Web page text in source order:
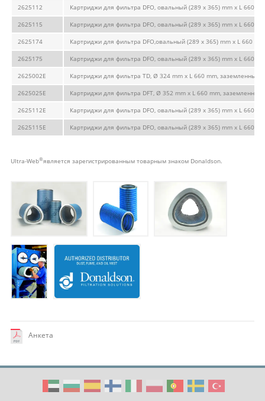
2625112 Картриджи для фильтра DFO, овальный (289 x 365) mm x L 660
2625115 Картриджи для фильтра DFO, овальный (289 x 365) mm x L 660
2625174 Картриджи для фильтра DFO,овальный (289 x 365) mm x L 660 mm
2625175 Картриджи для фильтра DFO, овальный (289 x 365) mm x L 660
2625002E Картриджи для фильтра TD, Ø 324 mm x L 660 mm, заземленный
2625025E Картриджи для фильтра DFT, Ø 352 mm x L 660 mm, заземленный
2625112E Картриджи для фильтра DFO, овальный (289 x 365) mm x L 660
2625115E Картриджи для фильтра DFO, овальный (289 x 365) mm x L 660
Ultra-Web®является зарегистрированным товарным знаком Donaldson.
Анкета